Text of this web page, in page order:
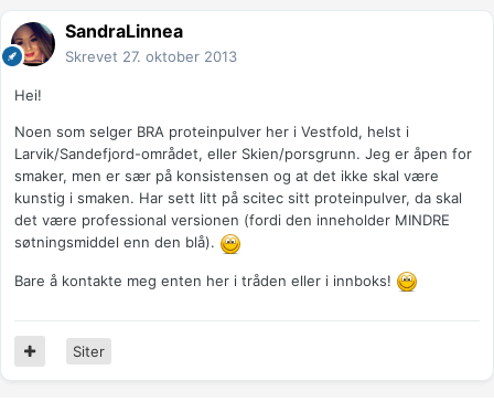
SandraLinnea
Skrevet 27. oktober 2013
Hei!
Noen som selger BRA proteinpulver her i Vestfold, helst i
Larvik/Sandefjord-området, eller Skien/porsgrunn. Jeg er åpen for
smaker, men er sær på konsistensen og at det ikke skal være
kunstig i smaken. Har sett litt på scitec sitt proteinpulver, da skal
det være professional versionen (fordi den inneholder MINDRE
søtningsmiddel enn den blå).
Bare å kontakte meg enten her i tråden eller i innboks!
Siter